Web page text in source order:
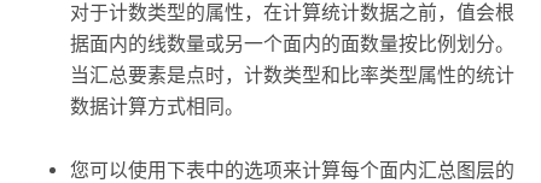
对于计数类型的属性，在计算统计数据之前，值会根
据面内的线数量或另一个面内的面数量按比例划分。
当汇总要素是点时，计数类型和比率类型属性的统计
数据计算方式相同。
您可以使用下表中的选项来计算每个面内汇总图层的